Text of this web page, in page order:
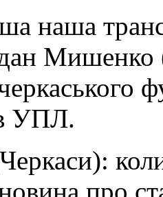
наша
Мишенко
УПЛ.